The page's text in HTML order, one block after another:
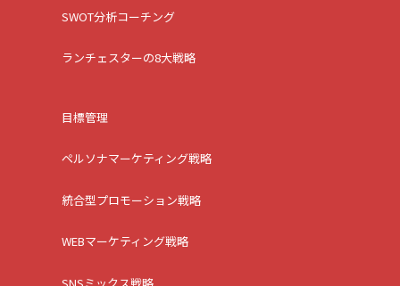
SWOT分析コーチング
ランチェスターの8大戦略
目標管理
ペルソナマーケティング戦略
統合型プロモーション戦略
WEBマーケティング戦略
SNSミックス戦略